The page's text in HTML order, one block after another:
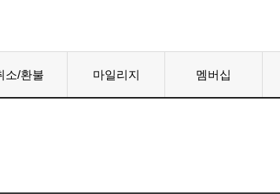
소/환불 마일리지 멤버십